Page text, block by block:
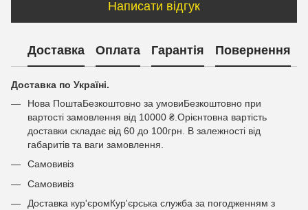
Написати відгук
Доставка Оплата Гарантія Повернення
Доставка по Україні.
Нова ПоштаБезкоштовно за умовиБезкоштовно при
вартості замовлення від 10000 ₴.Орієнтовна вартість
доставки складає від 60 до 100грн. В залежності від
габаритів та ваги замовлення.
Самовивіз
Самовивіз
Доставка кур'єромКур'єрська служба за погодженням з